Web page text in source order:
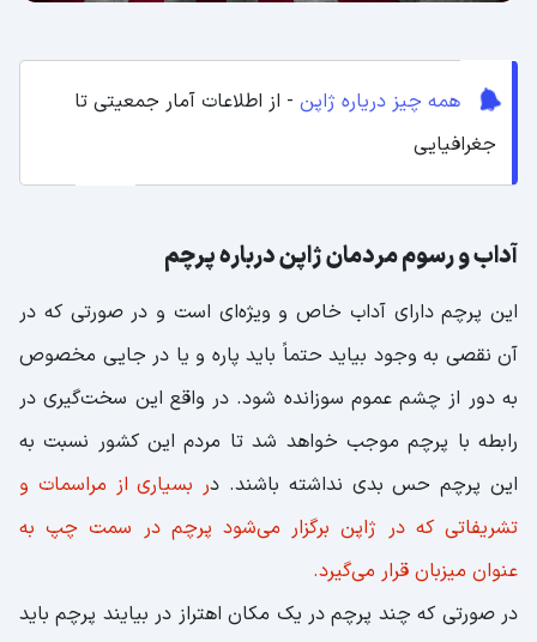
همه چیز دریاره ژاپن - از اطلاعات آمار جمعیتی تا
جغرافیایی
آداب و رسوم مردمان ژاپن درباره پرچم
این پرچم دارای آداب خاص و ویژه‌ای است و در صورتی که در
آن نقصی به وجود بیاید حتماً باید پاره و یا در جایی مخصوص
به دور از چشم عموم سوزانده شود. در واقع این سخت‌گیری در
رابطه با پرچم موجب خواهد شد تا مردم این کشور نسبت به
این پرچم حس بدی نداشته باشند. در بسیاری از مراسمات و
تشریفاتی که در ژاپن برگزار می‌شود پرچم در سمت چپ به
عنوان میزبان قرار می‌گیرد.
در صورتی که چند پرچم در یک مکان اهتراز در بیایند پرچم باید